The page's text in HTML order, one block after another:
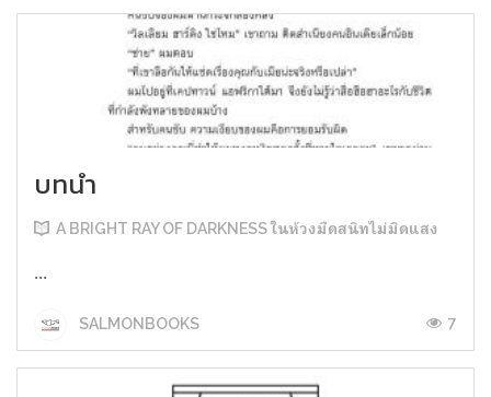
บทนำ
A BRIGHT RAY OF DARKNESS ในห้วงมืดสนิทไม่มิดแสง
...
SALMONBOOKS 7